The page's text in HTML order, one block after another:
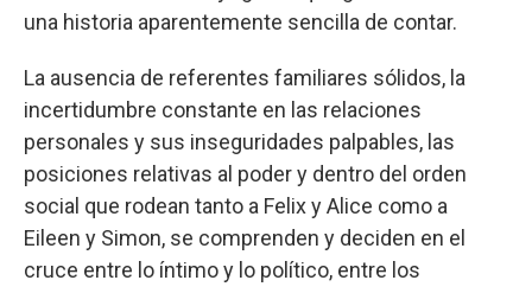
una historia aparentemente sencilla de contar.
La ausencia de referentes familiares sólidos, la
incertidumbre constante en las relaciones
personales y sus inseguridades palpables, las
posiciones relativas al poder y dentro del orden
social que rodean tanto a Felix y Alice como a
Eileen y Simon, se comprenden y deciden en el
cruce entre lo íntimo y lo político, entre los